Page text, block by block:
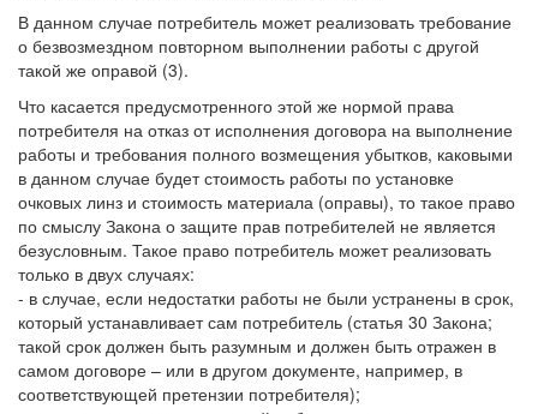
В данном случае потребитель может реализовать требование
о безвозмездном повторном выполнении работы с другой
такой же оправой (3).
Что касается предусмотренного этой же нормой права
потребителя на отказ от исполнения договора на выполнение
работы и требования полного возмещения убытков, каковыми
в данном случае будет стоимость работы по установке
очковых линз и стоимость материала (оправы), то такое право
по смыслу Закона о защите прав потребителей не является
безусловным. Такое право потребитель может реализовать
только в двух случаях:
- в случае, если недостатки работы не были устранены в срок,
который устанавливает сам потребитель (статья 30 Закона;
такой срок должен быть разумным и должен быть отражен в
самом договоре – или в другом документе, например, в
соответствующей претензии потребителя);